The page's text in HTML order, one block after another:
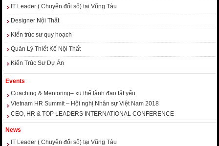
IT Leader ( Chuyển đổi số) tại Vũng Tàu
Designer Nội Thất
Kiến trúc sư quy hoạch
Quản Lý Thiết Kế Nội Thất
Kiến Trúc Sư Dự Án
Events
Coaching & Mentoring– xu thế lãnh đạo tất yếu
Vietnam HR Summit – Hội nghị Nhân sự Việt Nam 2018
CEO, HR & TOP LEADERS INTERNATIONAL CONFERENCE
News
IT Leader ( Chuyển đổi số) tại Vũng Tàu